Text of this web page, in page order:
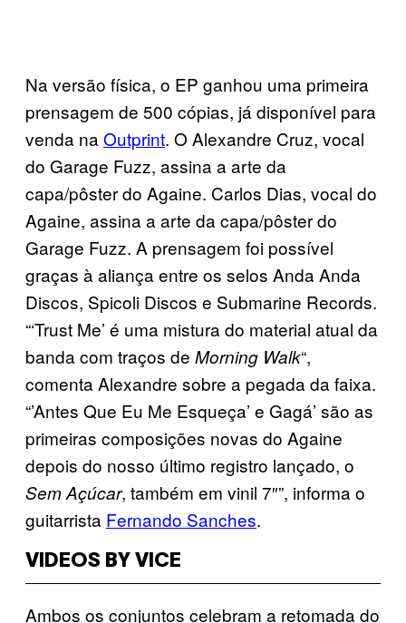
Na versão física, o EP ganhou uma primeira
prensagem de 500 cópias, já disponível para
venda na Outprint. O Alexandre Cruz, vocal
do Garage Fuzz, assina a arte da
capa/pôster do Againe. Carlos Dias, vocal do
Againe, assina a arte da capa/pôster do
Garage Fuzz. A prensagem foi possível
graças à aliança entre os selos Anda Anda
Discos, Spicoli Discos e Submarine Records.
“‘Trust Me’ é uma mistura do material atual da
banda com traços de Morning Walk“,
comenta Alexandre sobre a pegada da faixa.
“’Antes Que Eu Me Esqueça’ e Gagá’ são as
primeiras composições novas do Againe
depois do nosso último registro lançado, o
Sem Açúcar, também em vinil 7″”, informa o
guitarrista Fernando Sanches.
VIDEOS BY VICE
Ambos os conjuntos celebram a retomada do